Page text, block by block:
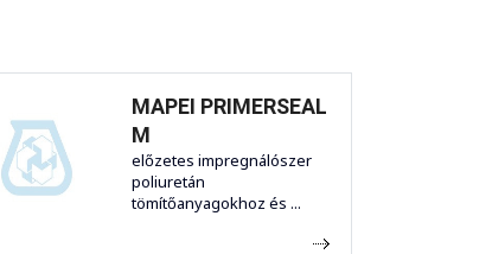
MAPEI PRIMERSEAL
M
előzetes impregnálószer
poliuretán
tömítőanyagokhoz és ...